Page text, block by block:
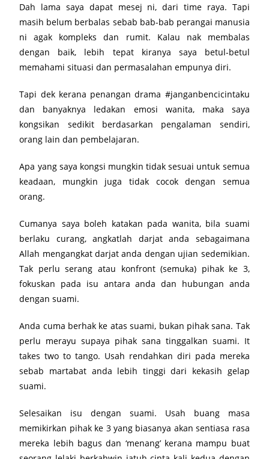
Dah lama saya dapat mesej ni, dari time raya. Tapi
masih belum berbalas sebab bab-bab perangai manusia
ni agak kompleks dan rumit. Kalau nak membalas
dengan baik, lebih tepat kiranya saya betul-betul
memahami situasi dan permasalahan empunya diri.
Tapi dek kerana penangan drama #janganbencicintaku
dan banyaknya ledakan emosi wanita, maka saya
kongsikan sedikit berdasarkan pengalaman sendiri,
orang lain dan pembelajaran.
Apa yang saya kongsi mungkin tidak sesuai untuk semua
keadaan, mungkin juga tidak cocok dengan semua
orang.
Cumanya saya boleh katakan pada wanita, bila suami
berlaku curang, angkatlah darjat anda sebagaimana
Allah mengangkat darjat anda dengan ujian sedemikian.
Tak perlu serang atau konfront (semuka) pihak ke 3,
fokuskan pada isu antara anda dan hubungan anda
dengan suami.
Anda cuma berhak ke atas suami, bukan pihak sana. Tak
perlu merayu supaya pihak sana tinggalkan suami. It
takes two to tango. Usah rendahkan diri pada mereka
sebab martabat anda lebih tinggi dari kekasih gelap
suami.
Selesaikan isu dengan suami. Usah buang masa
memikirkan pihak ke 3 yang biasanya akan sentiasa rasa
mereka lebih bagus dan ‘menang’ kerana mampu buat